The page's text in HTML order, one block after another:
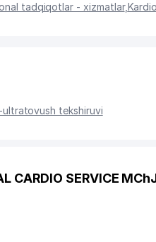
tadqiqotlar - xizmatlar,
ultratovush tekshiruvi
CARDIO SERVICE